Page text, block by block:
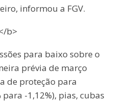
informou a FGV.
b>
para baixo sobre o
prévia de março
de proteção para
-1,12%), pias, cubas